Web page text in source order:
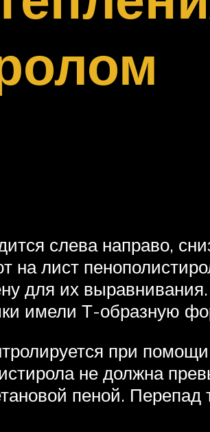
слева направо,
лист
для их
имели Т-образную
при
не должна
пеной.